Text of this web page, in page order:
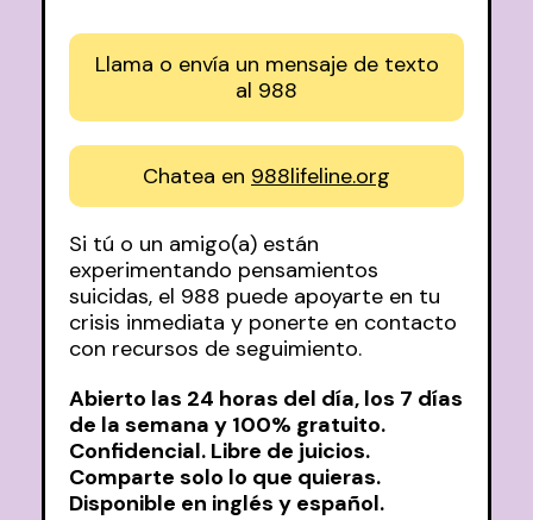
Llama o envía un mensaje de texto
al 988
Chatea en 988lifeline.org
Si tú o un amigo(a) están
experimentando pensamientos
suicidas, el 988 puede apoyarte en tu
crisis inmediata y ponerte en contacto
con recursos de seguimiento.
Abierto las 24 horas del día, los 7 días
de la semana y 100% gratuito.
Confidencial. Libre de juicios.
Comparte solo lo que quieras.
Disponible en inglés y español.